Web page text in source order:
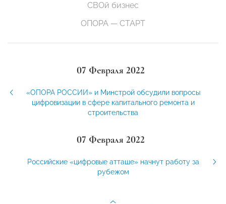
СВОй бизнес
ОПОРА — СТАРТ
07 Февраля 2022
«ОПОРА РОССИИ» и Минстрой обсудили вопросы
цифровизации в сфере капитального ремонта и
строительства
07 Февраля 2022
Российские «цифровые атташе» начнут работу за
рубежом